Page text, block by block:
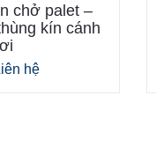
chở palet –
kín cánh
hệ